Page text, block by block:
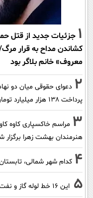
1 جزئیات جدید از قتل
معروف» خانم بلاگر بود
2 دعوای حقوقی میان دو
پرداخت ۱۳۸ هزار میلیارد تومان
3 مراسم خاکسپاری کاوه
هنرمندان بهشت زهرا برگزار
4 کدام شهر شمالی،
5 این 16 خط لوله گاز و نفت ارزش تنگه هرمز را به سمت صفر می برند